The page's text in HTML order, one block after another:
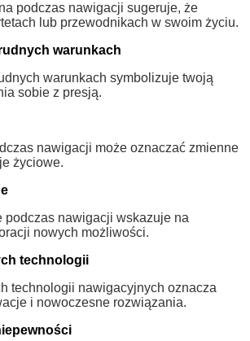
podczas nawigacji sugeruje, że
lub przewodnikach w swoim życiu.
warunkach
warunkach symbolizuje twoją
sobie z presją.
nawigacji może oznaczać zmienne
życiowe.
podczas nawigacji wskazuje na
nowych możliwości.
technologii
technologii nawigacyjnych oznacza
i nowoczesne rozwiązania.